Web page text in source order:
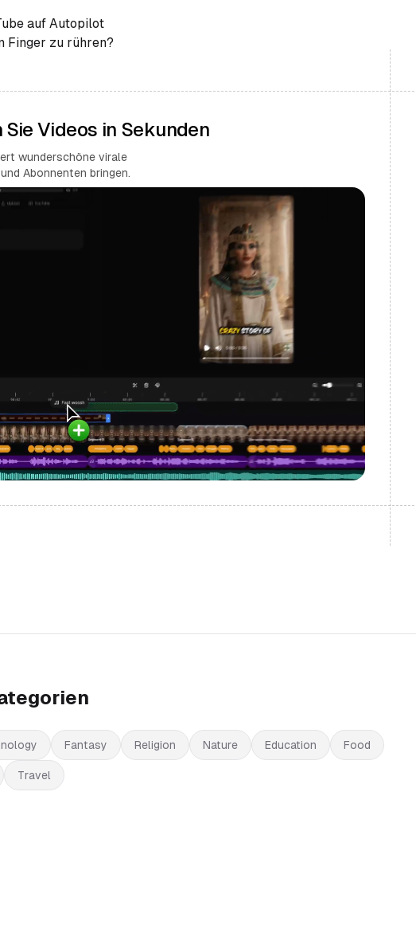
auf Autopilot
Finger zu rühren?
Sie Videos in Sekunden
wunderschöne virale
Abonnenten bringen.
Fantasy Religion Nature Education Food
Travel